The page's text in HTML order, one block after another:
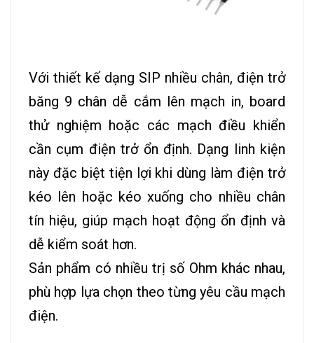
Với thiết kế dạng SIP nhiều chân, điện trở
băng 9 chân dễ cắm lên mạch in, board
thử nghiệm hoặc các mạch điều khiển
cần cụm điện trở ổn định. Dạng linh kiện
này đặc biệt tiện lợi khi dùng làm điện trở
kéo lên hoặc kéo xuống cho nhiều chân
tín hiệu, giúp mạch hoạt động ổn định và
dễ kiểm soát hơn.
Sản phẩm có nhiều trị số Ohm khác nhau,
phù hợp lựa chọn theo từng yêu cầu mạch
điện.